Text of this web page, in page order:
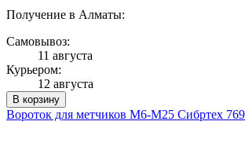
Получение в Алматы:
Самовывоз:
11 августа
Курьером:
12 августа
В корзину
Вороток для метчиков M6-M25 Сибртех